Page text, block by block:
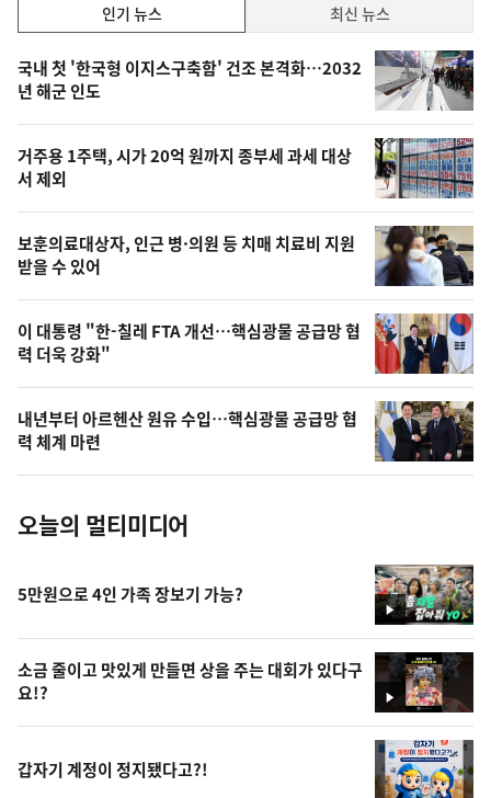
기,
최
신,
오
늘
의
영
상
오
늘
의
사
진
인기 뉴스 최신 뉴스
기
뉴
스
국내 첫 '한국형 이지스구축함' 건조 본격화…2032
년 해군 인도
거주용 1주택, 시가 20억 원까지 종부세 과세 대상
서 제외
보훈의료대상자, 인근 병·의원 등 치매 치료비 지원
받을 수 있어
이 대통령 "한-칠레 FTA 개선…핵심광물 공급망 협
력 더욱 강화"
내년부터 아르헨산 원유 수입…핵심광물 공급망 협
력 체계 마련
오늘의 멀티미디어
영
상
5만원으로 4인 가족 장보기 가능?
영
상
소금 줄이고 맛있게 만들면 상을 주는 대회가 있다구
요!?
갑자기 계정이 정지됐다고?!